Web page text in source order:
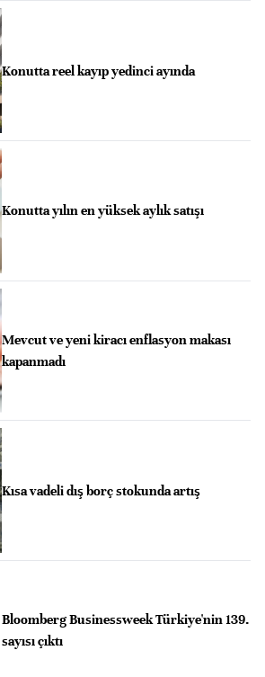
Konutta reel kayıp yedinci ayında
Konutta yılın en yüksek aylık satışı
Mevcut ve yeni kiracı enflasyon makası
kapanmadı
Kısa vadeli dış borç stokunda artış
Bloomberg Businessweek Türkiye'nin 139.
sayısı çıktı